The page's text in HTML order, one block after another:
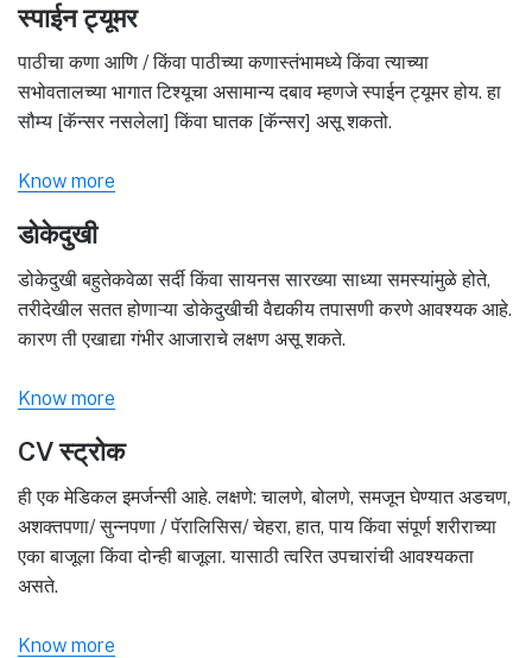
स्पाईन ट्यूमर
पाठीचा कणा आणि / किंवा पाठीच्या कणास्तंभामध्ये किंवा त्याच्या
सभोवतालच्या भागात टिश्यूचा असामान्य दबाव म्हणजे स्पाईन ट्यूमर होय. हा
सौम्य [कॅन्सर नसलेला] किंवा घातक [कॅन्सर] असू शकतो.
Know more
डोकेदुखी
डोकेदुखी बहुतेकवेळा सर्दी किंवा सायनस सारख्या साध्या समस्यांमुळे होते,
तरीदेखील सतत होणाऱ्या डोकेदुखीची वैद्यकीय तपासणी करणे आवश्यक आहे.
कारण ती एखाद्या गंभीर आजाराचे लक्षण असू शकते.
Know more
CV स्ट्रोक
ही एक मेडिकल इमर्जन्सी आहे. लक्षणे: चालणे, बोलणे, समजून घेण्यात अडचण,
अशक्तपणा/ सुन्नपणा / पॅरालिसिस/ चेहरा, हात, पाय किंवा संपूर्ण शरीराच्या
एका बाजूला किंवा दोन्ही बाजूला. यासाठी त्वरित उपचारांची आवश्यकता
असते.
Know more